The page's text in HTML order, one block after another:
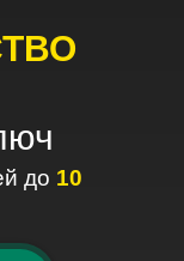
до 10